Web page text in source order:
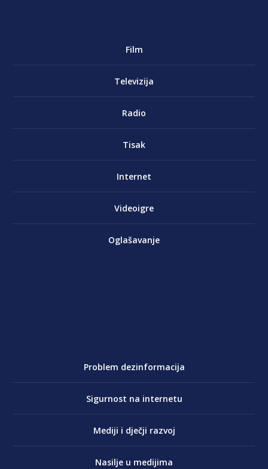
Film
Televizija
Radio
Tisak
Internet
Videoigre
Oglašavanje
Problem dezinformacija
Sigurnost na internetu
Mediji i dječji razvoj
Nasilje u medijima